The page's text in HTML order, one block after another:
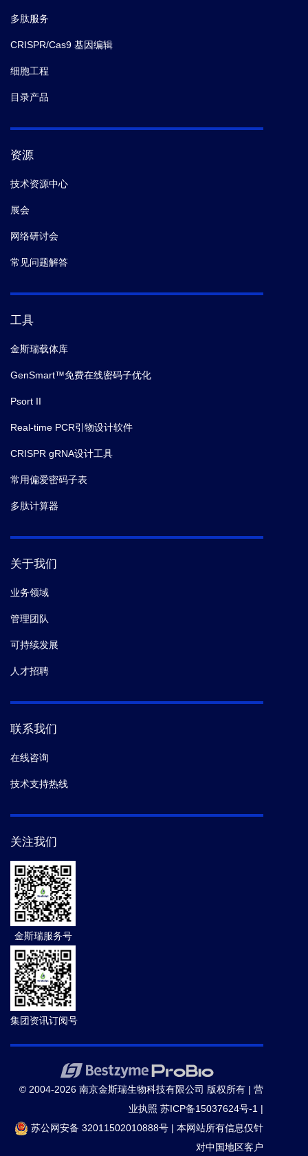
多肽服务
CRISPR/Cas9 基因编辑
细胞工程
目录产品
资源
技术资源中心
展会
网络研讨会
常见问题解答
工具
金斯瑞载体库
GenSmart™免费在线密码子优化
Psort II
Real-time PCR引物设计软件
CRISPR gRNA设计工具
常用偏爱密码子表
多肽计算器
关于我们
业务领域
管理团队
可持续发展
人才招聘
联系我们
在线咨询
技术支持热线
关注我们
金斯瑞服务号
集团资讯订阅号
© 2004-2026 南京金斯瑞生物科技有限公司 版权所有 | 营
业执照 苏ICP备15037624号-1 |
苏公网安备 32011502010888号 | 本网站所有信息仅针
对中国地区客户